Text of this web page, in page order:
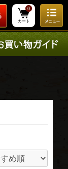
0
カート